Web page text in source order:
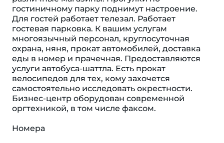
гостиничному парку поднимут настроение.
Для гостей работает телезал. Работает
гостевая парковка. К вашим услугам
многоязычный персонал, круглосуточная
охрана, няня, прокат автомобилей, доставка
еды в номер и прачечная. Предоставляются
услуги автобуса-шаттла. Есть прокат
велосипедов для тех, кому захочется
самостоятельно исследовать окрестности.
Бизнес-центр оборудован современной
оргтехникой, в том числе факсом.
Номера